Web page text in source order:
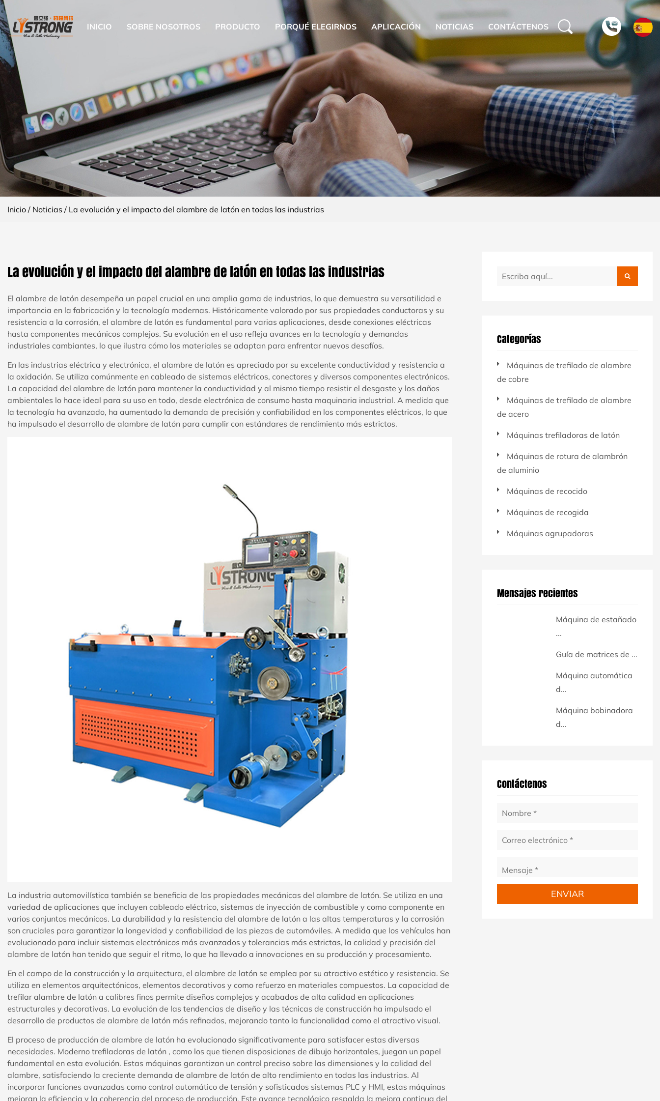
INICIO SOBRE NOSOTROS PRODUCTO PORQUÉ ELEGIRNOS APLICACIÓN NOTICIAS CONTÁCTENOS
Inicio / Noticias / La evolución y el impacto del alambre de latón en todas las industrias
La evolución y el impacto del alambre de latón en todas las industrias
El alambre de latón desempeña un papel crucial en una amplia gama de industrias, lo que demuestra su versatilidad e
importancia en la fabricación y la tecnología modernas. Históricamente valorado por sus propiedades conductoras y su
resistencia a la corrosión, el alambre de latón es fundamental para varias aplicaciones, desde conexiones eléctricas
hasta componentes mecánicos complejos. Su evolución en el uso refleja avances en la tecnología y demandas
industriales cambiantes, lo que ilustra cómo los materiales se adaptan para enfrentar nuevos desafíos.
En las industrias eléctrica y electrónica, el alambre de latón es apreciado por su excelente conductividad y resistencia a
la oxidación. Se utiliza comúnmente en cableado de sistemas eléctricos, conectores y diversos componentes electrónicos.
La capacidad del alambre de latón para mantener la conductividad y al mismo tiempo resistir el desgaste y los daños
ambientales lo hace ideal para su uso en todo, desde electrónica de consumo hasta maquinaria industrial. A medida que
la tecnología ha avanzado, ha aumentado la demanda de precisión y confiabilidad en los componentes eléctricos, lo que
ha impulsado el desarrollo de alambre de latón para cumplir con estándares de rendimiento más estrictos.
La industria automovilística también se beneficia de las propiedades mecánicas del alambre de latón. Se utiliza en una
variedad de aplicaciones que incluyen cableado eléctrico, sistemas de inyección de combustible y como componente en
varios conjuntos mecánicos. La durabilidad y la resistencia del alambre de latón a las altas temperaturas y la corrosión
son cruciales para garantizar la longevidad y confiabilidad de las piezas de automóviles. A medida que los vehículos han
evolucionado para incluir sistemas electrónicos más avanzados y tolerancias más estrictas, la calidad y precisión del
alambre de latón han tenido que seguir el ritmo, lo que ha llevado a innovaciones en su producción y procesamiento.
En el campo de la construcción y la arquitectura, el alambre de latón se emplea por su atractivo estético y resistencia. Se
utiliza en elementos arquitectónicos, elementos decorativos y como refuerzo en materiales compuestos. La capacidad de
trefilar alambre de latón a calibres finos permite diseños complejos y acabados de alta calidad en aplicaciones
estructurales y decorativas. La evolución de las tendencias de diseño y las técnicas de construcción ha impulsado el
desarrollo de productos de alambre de latón más refinados, mejorando tanto la funcionalidad como el atractivo visual.
El proceso de producción de alambre de latón ha evolucionado significativamente para satisfacer estas diversas
necesidades. Moderno trefiladoras de latón , como los que tienen disposiciones de dibujo horizontales, juegan un papel
fundamental en esta evolución. Estas máquinas garantizan un control preciso sobre las dimensiones y la calidad del
alambre, satisfaciendo la creciente demanda de alambre de latón de alto rendimiento en todas las industrias. Al
incorporar funciones avanzadas como control automático de tensión y sofisticados sistemas PLC y HMI, estas máquinas
mejoran la eficiencia y la coherencia del proceso de producción. Este avance tecnológico respalda la mejora continua del
Categorías
Máquinas de trefilado de alambre
de cobre
Máquinas de trefilado de alambre
de acero
Máquinas trefiladoras de latón
Máquinas de rotura de alambrón
de aluminio
Máquinas de recocido
Máquinas de recogida
Máquinas agrupadoras
Mensajes recientes
Máquina de estañado
...
Guía de matrices de ...
Máquina automática
d...
Máquina bobinadora
d...
Contáctenos